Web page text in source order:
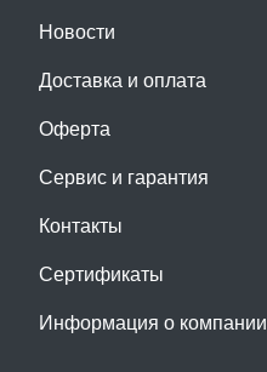
Новости
Доставка и оплата
Оферта
Сервис и гарантия
Контакты
Сертификаты
Информация о компании